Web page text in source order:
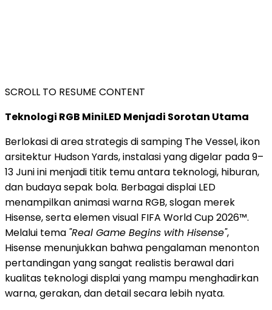
SCROLL TO RESUME CONTENT
Teknologi RGB MiniLED Menjadi Sorotan Utama
Berlokasi di area strategis di samping The Vessel, ikon
arsitektur Hudson Yards, instalasi yang digelar pada 9–
13 Juni ini menjadi titik temu antara teknologi, hiburan,
dan budaya sepak bola. Berbagai displai LED
menampilkan animasi warna RGB, slogan merek
Hisense, serta elemen visual FIFA World Cup 2026™.
Melalui tema "Real Game Begins with Hisense",
Hisense menunjukkan bahwa pengalaman menonton
pertandingan yang sangat realistis berawal dari
kualitas teknologi displai yang mampu menghadirkan
warna, gerakan, dan detail secara lebih nyata.